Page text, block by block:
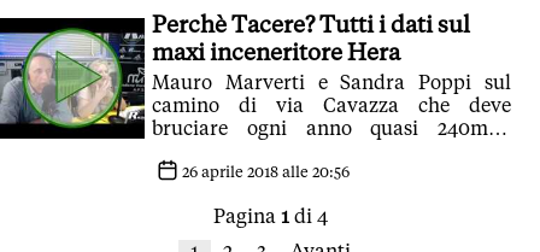
Perchè Tacere? Tutti i dati sul
maxi inceneritore Hera
Mauro Marverti e Sandra Poppi sul
camino di via Cavazza che deve
bruciare ogni anno quasi 240mila
26 aprile 2018 alle 20:56
Pagina 1di 4